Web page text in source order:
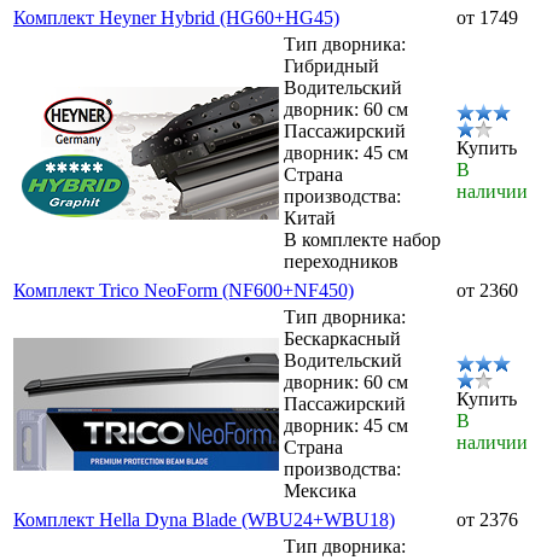
Комплект Heyner Hybrid (HG60+HG45)
от 1749
Тип дворника:
Гибридный
Водительский
дворник: 60 см
Пассажирский
дворник: 45 см
Страна
производства:
Китай
В комплекте набор
переходников
Купить
В
наличии
Комплект Trico NeoForm (NF600+NF450)
от 2360
Тип дворника:
Бескаркасный
Водительский
дворник: 60 см
Пассажирский
дворник: 45 см
Страна
производства:
Мексика
Купить
В
наличии
Комплект Hella Dyna Blade (WBU24+WBU18)
от 2376
Тип дворника: